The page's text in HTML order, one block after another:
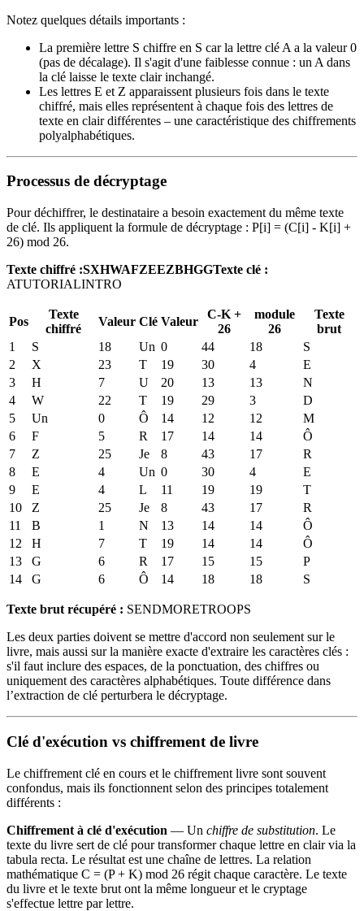
Notez quelques détails importants :
La première lettre S chiffre en S car la lettre clé A a la valeur 0
(pas de décalage). Il s'agit d'une faiblesse connue : un A dans
la clé laisse le texte clair inchangé.
Les lettres E et Z apparaissent plusieurs fois dans le texte
chiffré, mais elles représentent à chaque fois des lettres de
texte en clair différentes – une caractéristique des chiffrements
polyalphabétiques.
Processus de décryptage
Pour déchiffrer, le destinataire a besoin exactement du même texte
de clé. Ils appliquent la formule de décryptage : P[i] = (C[i] - K[i] +
26) mod 26.
Texte chiffré :SXHWAFZEEZBHGGTexte clé :
ATUTORIALINTRO
Pos
Texte
chiffré
Valeur Clé Valeur
C-K +
26
module
26
Texte
brut
1
S 18 Un 0 44 18
S
2
X 23 T 19 30 4
E
3
H 7 U 20 13 13
N
4
W 22 T 19 29 3
D
5
Un 0 Ô 14 12 12
M
6
F 5 R 17 14 14
Ô
7
Z 25 Je 8 43 17
R
8
E 4 Un 0 30 4
E
9
E 4 L 11 19 19
T
10
Z 25 Je 8 43 17
R
11
B 1 N 13 14 14
Ô
12
H 7 T 19 14 14
Ô
13
G 6 R 17 15 15
P
14
G 6 Ô 14 18 18 S
Texte brut récupéré : SENDMORETROOPS
Les deux parties doivent se mettre d'accord non seulement sur le
livre, mais aussi sur la manière exacte d'extraire les caractères clés :
s'il faut inclure des espaces, de la ponctuation, des chiffres ou
uniquement des caractères alphabétiques. Toute différence dans
l’extraction de clé perturbera le décryptage.
Clé d'exécution vs chiffrement de livre
Le chiffrement clé en cours et le chiffrement livre sont souvent
confondus, mais ils fonctionnent selon des principes totalement
différents :
Chiffrement à clé d'exécution — Un chiffre de substitution. Le
texte du livre sert de clé pour transformer chaque lettre en clair via la
tabula recta. Le résultat est une chaîne de lettres. La relation
mathématique C = (P + K) mod 26 régit chaque caractère. Le texte
du livre et le texte brut ont la même longueur et le cryptage
s'effectue lettre par lettre.